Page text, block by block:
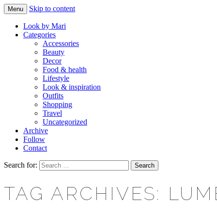
LOOK BY MARI
Makeup & beauty blog
Menu Skip to content
Look by Mari
Categories
Accessories
Beauty
Decor
Food & health
Lifestyle
Look & inspiration
Outfits
Shopping
Travel
Uncategorized
Archive
Follow
Contact
Search for:
TAG ARCHIVES: